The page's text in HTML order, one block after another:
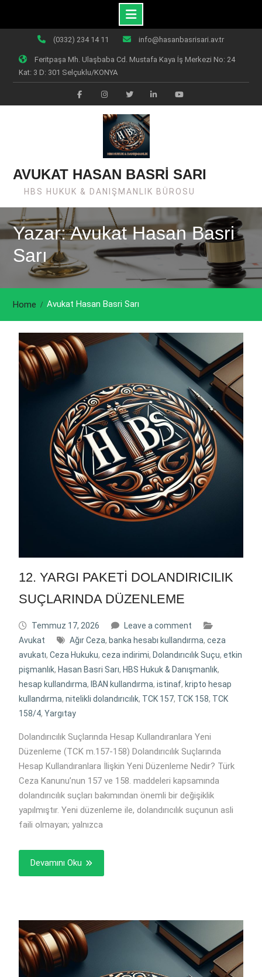
content
(0332) 234 14 11 info@hasanbasrisari.av.tr
Feritpaşa Mh. Ulaşbaba Cd. Mustafa Kaya İş Merkezi No: 24
Kat: 3 D: 301 Selçuklu/KONYA
FacebookInstagramTwiter LinkedinYoutube
AVUKAT HASAN BASRİ SARI
HBS HUKUK & DANIŞMANLIK BÜROSU
Yazar: Avukat Hasan Basri
Sarı
Home Avukat Hasan Basri Sarı
12. YARGI PAKETİ DOLANDIRICILIK
SUÇLARINDA DÜZENLEME
Temmuz 17, 2026
Leave a comment
Avukat
Ağır Ceza, banka hesabı kullandırma, ceza
avukatı, Ceza Hukuku, ceza indirimi, Dolandırıcılık Suçu, etkin
pişmanlık, Hasan Basri Sarı, HBS Hukuk & Danışmanlık,
hesap kullandırma, IBAN kullandırma, istinaf, kripto hesap
kullandırma, nitelikli dolandırıcılık, TCK 157, TCK 158, TCK
158/4, Yargıtay
Dolandırıcılık Suçlarında Hesap Kullandıranlara Yeni
Düzenleme (TCK m.157-158) Dolandırıcılık Suçlarında
Hesap Kullandıranlara İlişkin Yeni Düzenleme Nedir? Türk
Ceza Kanunu’nun 157 ve 158. maddeleri kapsamında
dolandırıcılık suçları bakımından önemli bir değişiklik
yapılmıştır. Yeni düzenleme ile, dolandırıcılık suçunun asli
faili olmayan; yalnızca
Devamını Oku